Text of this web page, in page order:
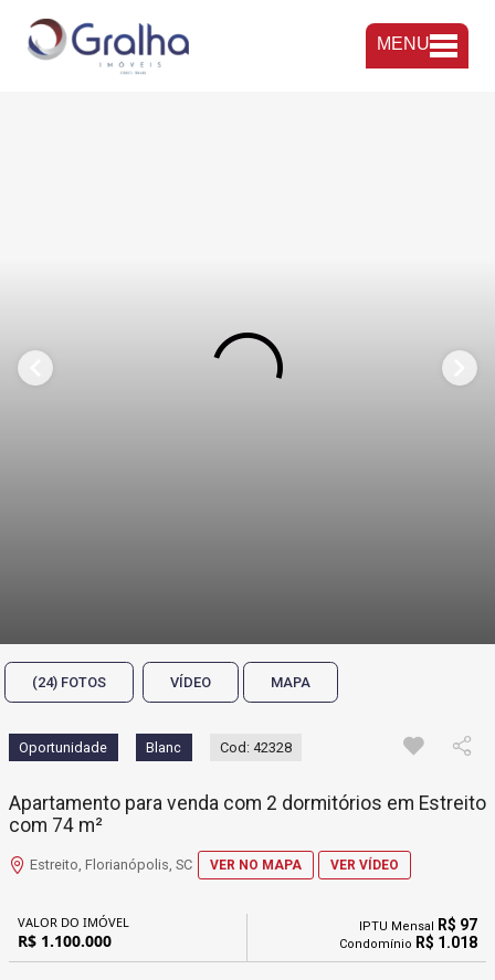
MENU
(24) FOTOS VÍDEO MAPA
Oportunidade Blanc Cod: 42328
Apartamento para venda com 2 dormitórios em Estreito
com 74 m²
Estreito, Florianópolis, SC VER NO MAPA VER VÍDEO
VALOR DO IMÓVEL
R$ 1.100.000
IPTU Mensal R$ 97
Condomínio R$ 1.018